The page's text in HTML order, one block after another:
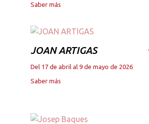
Saber más
JOAN ARTIGAS
Del 17 de abril al 9 de mayo de 2026
Saber más